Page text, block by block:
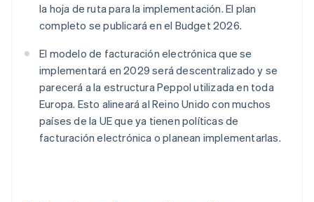
la hoja de ruta para la implementación. El plan
completo se publicará en el Budget 2026.
El modelo de facturación electrónica que se
implementará en 2029 será descentralizado y se
parecerá a la estructura Peppol utilizada en toda
Europa. Esto alineará al Reino Unido con muchos
países de la UE que ya tienen políticas de
facturación electrónica o planean implementarlas.